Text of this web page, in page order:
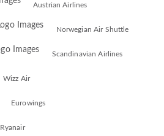
Austrian Airlines
Norwegian Air Shuttle
Scandinavian Airlines
Wizz Air
Eurowings
Ryanair